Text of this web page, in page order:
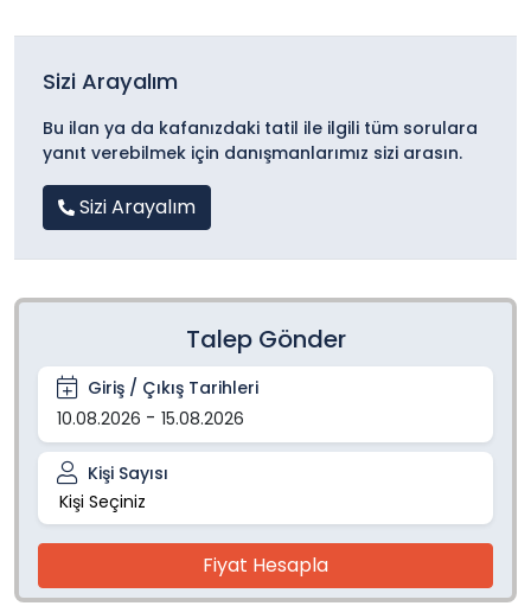
ile denize kolayca girip çıkabilirsiniz.
uzunluğundaki teknemiz ferah bir ortam sunar.
seyir imkanı sunar.
Tam Donanımlı:1.5 ton tatlı su, 1.5 ton atık su ve 500 litre
mazot tankı ile tüm ihtiyaçlarınızı karşılar.
Sizi Arayalım
Bu ilan ya da kafanızdaki tatil ile ilgili tüm sorulara
yanıt verebilmek için danışmanlarımız sizi arasın.
Sizi Arayalım
Talep Gönder
Giriş / Çıkış Tarihleri
10.08.2026 - 15.08.2026
Kişi Sayısı
Kişi -
+
Fiyat Hesapla